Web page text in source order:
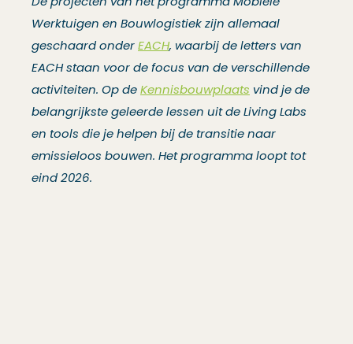
Werktuigen en Bouwlogistiek zijn allemaal
geschaard onderEACH, waarbij de letters van
EACH staan voor de focus van de verschillende
activiteiten. Op deKennisbouwplaats vind je de
belangrijkste geleerde lessen uit de Living Labs
en tools die je helpen bij de transitie naar
emissieloos bouwen. Het programma loopt tot
eind 2026.